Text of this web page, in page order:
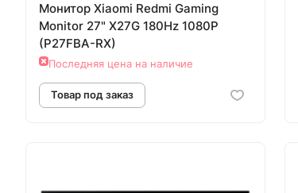
Монитор Xiaomi Redmi Gaming
Monitor 27" X27G 180Hz 1080P
(P27FBA-RX)
Последняя цена на наличие